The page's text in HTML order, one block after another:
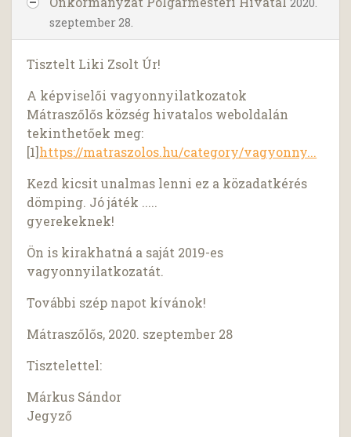
szeptember 28.
Tisztelt Liki Zsolt Úr!
A képviselői vagyonnyilatkozatok
Mátraszőlős község hivatalos weboldalán
tekinthetőek meg:
[1]https://matraszolos.hu/category/vagyonny...
Kezd kicsit unalmas lenni ez a közadatkérés
dömping. Jó játék .....
gyerekeknek!
Ön is kirakhatná a saját 2019-es
vagyonnyilatkozatát.
További szép napot kívánok!
Mátraszőlős, 2020. szeptember 28
Tisztelettel:
Márkus Sándor
Jegyző